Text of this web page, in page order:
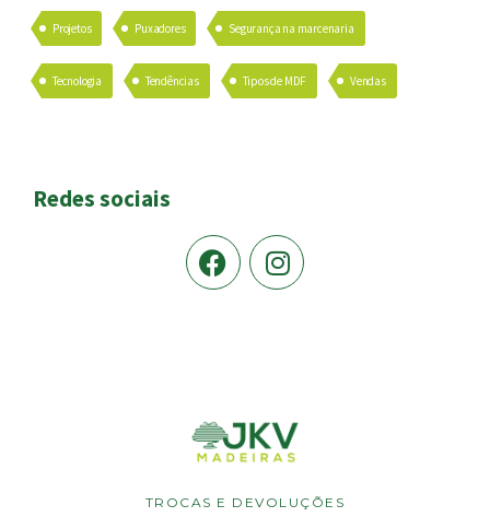
Projetos Puxadores Segurança na marcenaria
Tecnologia Tendências Tipos de MDF Vendas
Redes sociais
TROCAS E DEVOLUÇÕES